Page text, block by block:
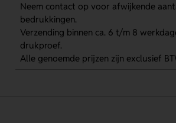
Neem contact op voor afwijkende
bedrukkingen.
Verzending binnen ca. 6 t/m 8
drukproef.
Alle genoemde prijzen zijn exclusief